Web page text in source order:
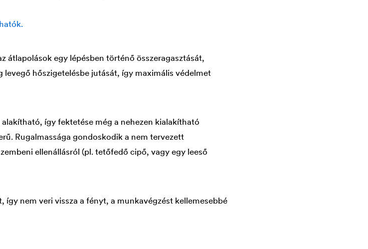
átlapolások egy lépésben történő összeragasztását,
levegő hőszigetelésbe jutását, így maximális védelmet
így fektetése még a nehezen kialakítható
Rugalmassága gondoskodik a nem tervezett
ellenállásról (pl. tetőfedő cipő, vagy egy leeső
így nem veri vissza a fényt, a munkavégzést kellemesebbé